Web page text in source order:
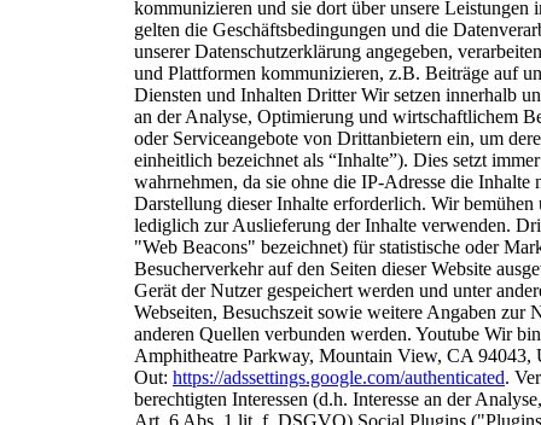
kommunizieren und sie dort über unsere
gelten die Geschäftsbedingungen und die
unserer Datenschutzerklärung angegeben,
und Plattformen kommunizieren, z.B. Beiträge auf
Diensten und Inhalten Dritter Wir setzen innerhalb
an derAnalyse, Optimierung und wirtschaftlichem
oder Serviceangebote von Drittanbietern ein, um
einheitlich bezeichnet als “Inhalte”). Dies setzt
wahrnehmen, da sie ohne die IP-Adresse die Inhalte
Darstellung dieser Inhalte erforderlich. Wir bemühen
lediglich zurAuslieferung der Inhalte verwenden.
"Web Beacons" bezeichnet) für statistische oder
Besucherverkehr auf den Seiten dieser Website
Gerät der Nutzer gespeichert werden und unter
Webseiten, Besuchszeit sowie weitere Angaben zur
anderen Quellen verbunden werden. Youtube Wir
Amphitheatre Parkway, Mountain View, CA 94043,
Out: https://adssettings.google.com/authenticated. V
berechtigten Interessen (d.h. Interesse an der
Art. 6 Abs. 1 lit. f. DSGVO) Social Plugins